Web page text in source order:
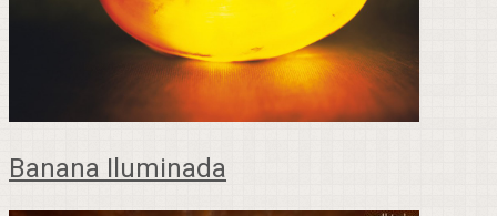
Banana Iluminada